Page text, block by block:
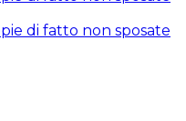
di fatto non sposate